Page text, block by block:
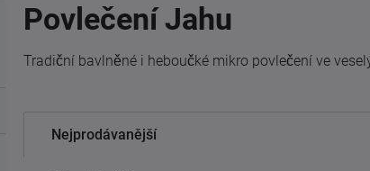
Povlečení Jahu
Tradiční bavlněné i heboučké mikro povlečení ve
Nejprodávanější